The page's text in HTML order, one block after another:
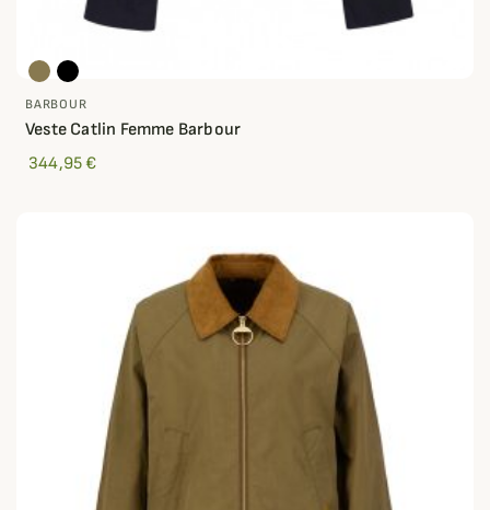
BARBOUR
Veste Catlin Femme Barbour
344,95 €